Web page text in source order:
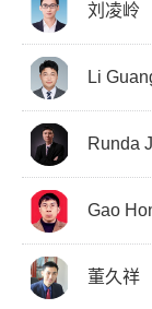
刘凌岭
Li
Runda
Gao
董久祥